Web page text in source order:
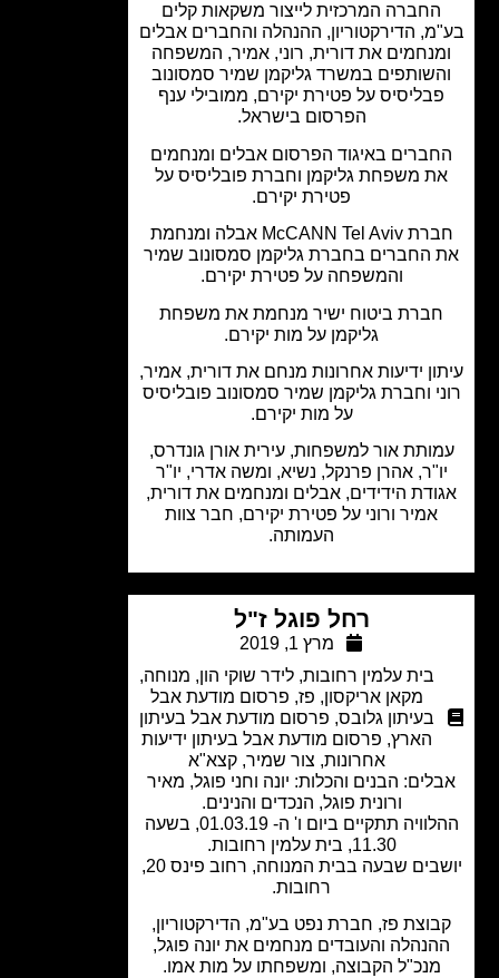
החברה המרכזית לייצור משקאות קלים
הדירקטוריון, ההנהלה והחברים אבלים
את דורית, רוני, אמיר, המשפחה
במשרד גליקמן שמיר סמסונוב
על פטירת יקירם, ממובילי ענף
הפרסום בישראל.
באיגוד הפרסום אבלים ומנחמים
משפחת גליקמן וחברת פובליסיס על
פטירת יקירם.
חברת McCANN Tel Aviv אבלה ומנחמת
החברים בחברת גליקמן סמסונוב שמיר
והמשפחה על פטירת יקירם.
ביטוח ישיר מנחמת את משפחת
גליקמן על מות יקירם.
ידיעות אחרונות מנחם את דורית, אמיר,
וחברת גליקמן שמיר סמסונוב פובליסיס
על מות יקירם.
אור למשפחות, עירית אורן גונדרס,
אהרן פרנקל, נשיא, ומשה אדרי, יו"ר
הידידים, אבלים ומנחמים את דורית,
אמיר ורוני על פטירת יקירם, חבר צוות
העמותה.
רחל פוגל ז"ל
מרץ 1, 2019
בית עלמין רחובות ,לידר שוקי הון ,מנוחה,
מקאן אריקסון ,פז,פרסום מודעת אבל
בעיתון גלובס, פרסום מודעת אבל בעיתון
פרסום מודעת אבל בעיתון ידיעות
אחרונות,צור שמיר,קצא"א
הבנים והכלות: יונה וחני פוגל, מאיר
ורונית פוגל, הנכדים והנינים.
ההלוויה תתקיים ביום ו' ה- 01.03.19, בשעה
יושבים שבעה בבית המנוחה, רחוב פינס 20,
פז, חברת נפט בע"מ, הדירקטוריון,
והעובדים מנחמים את יונה פוגל,
מנכ"ל הקבוצה, ומשפחתו על מות אמו.